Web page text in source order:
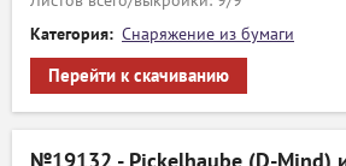
Категория: Снаряжение из бумаги
Перейти к скачиванию